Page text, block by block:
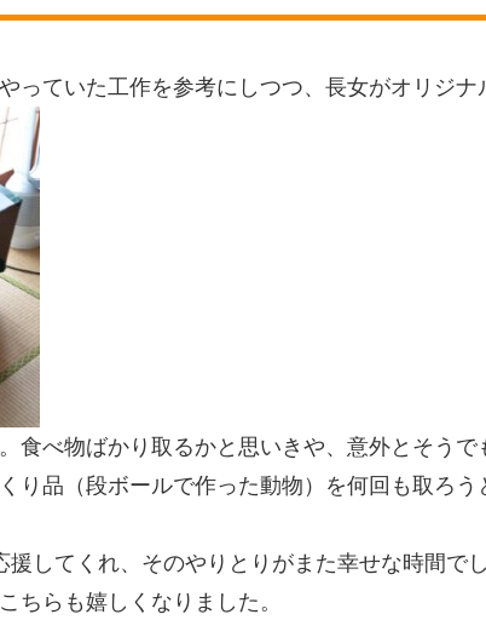
っていた工作を参考にしつつ、長女がオリジナ
食べ物ばかり取るかと思いきや、意外とそうで
り品（段ボールで作った動物）を何回も取ろう
してくれ、そのやりとりがまた幸せな時間でし
ちらも嬉しくなりました。